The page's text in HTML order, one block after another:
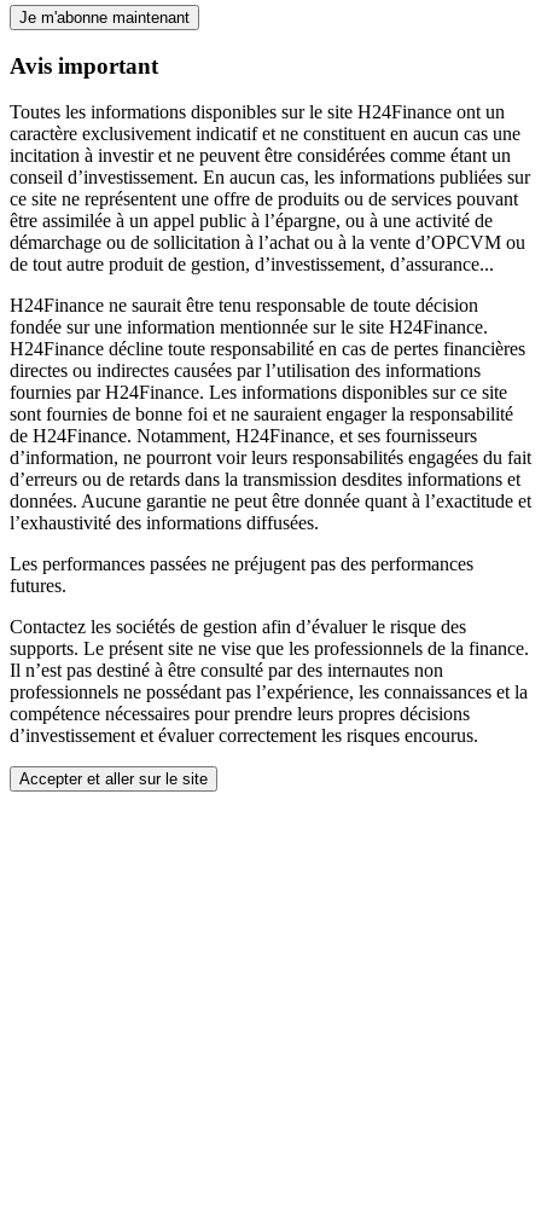
Je m'abonne maintenant
Avis important
Toutes les informations disponibles sur le site H24Finance ont un
caractère exclusivement indicatif et ne constituent en aucun cas une
incitation à investir et ne peuvent être considérées comme étant un
conseil d’investissement. En aucun cas, les informations publiées sur
ce site ne représentent une offre de produits ou de services pouvant
être assimilée à un appel public à l’épargne, ou à une activité de
démarchage ou de sollicitation à l’achat ou à la vente d’OPCVM ou
de tout autre produit de gestion, d’investissement, d’assurance...
H24Finance ne saurait être tenu responsable de toute décision
fondée sur une information mentionnée sur le site H24Finance.
H24Finance décline toute responsabilité en cas de pertes financières
directes ou indirectes causées par l’utilisation des informations
fournies par H24Finance. Les informations disponibles sur ce site
sont fournies de bonne foi et ne sauraient engager la responsabilité
de H24Finance. Notamment, H24Finance, et ses fournisseurs
d’information, ne pourront voir leurs responsabilités engagées du fait
d’erreurs ou de retards dans la transmission desdites informations et
données. Aucune garantie ne peut être donnée quant à l’exactitude et
l’exhaustivité des informations diffusées.
Les performances passées ne préjugent pas des performances
futures.
Contactez les sociétés de gestion afin d’évaluer le risque des
supports. Le présent site ne vise que les professionnels de la finance.
Il n’est pas destiné à être consulté par des internautes non
professionnels ne possédant pas l’expérience, les connaissances et la
compétence nécessaires pour prendre leurs propres décisions
d’investissement et évaluer correctement les risques encourus.
Accepter et aller sur le site